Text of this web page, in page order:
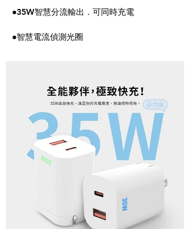
●35W智慧分流輸出．可同時充電
●智慧電流偵測光圈